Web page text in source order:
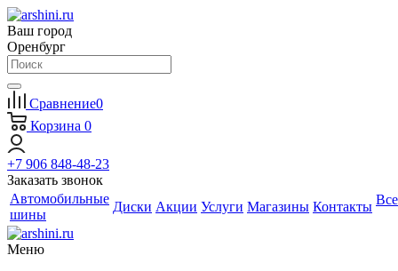
Ваш город
Оренбург
Сравнение0
Корзина 0
+7 906 848-48-23
Заказать звонок
Автомобильные
шины
Диски Акции Услуги Магазины Контакты Все
Меню